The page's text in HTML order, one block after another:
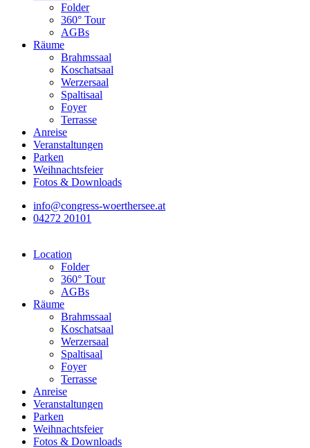
Folder
360° Tour
AGBs
Räume
Brahmssaal
Koschatsaal
Werzersaal
Spaltisaal
Foyer
Terrasse
Anreise
Veranstaltungen
Parken
Weihnachtsfeier
Fotos & Downloads
info@congress-woerthersee.at
04272 20101
Location
Folder
360° Tour
AGBs
Räume
Brahmssaal
Koschatsaal
Werzersaal
Spaltisaal
Foyer
Terrasse
Anreise
Veranstaltungen
Parken
Weihnachtsfeier
Fotos & Downloads